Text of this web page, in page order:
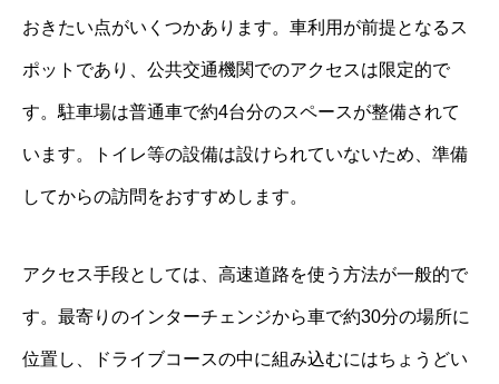
おきたい点がいくつかあります。車利用が前提となるス
ポットであり、公共交通機関でのアクセスは限定的で
す。駐車場は普通車で約4台分のスペースが整備されて
います。トイレ等の設備は設けられていないため、準備
してからの訪問をおすすめします。
アクセス手段としては、高速道路を使う方法が一般的で
す。最寄りのインターチェンジから車で約30分の場所に
位置し、ドライブコースの中に組み込むにはちょうどい